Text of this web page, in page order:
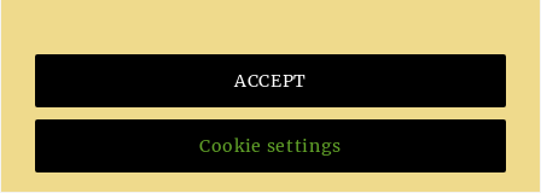
Cookie settings
ACCEPT